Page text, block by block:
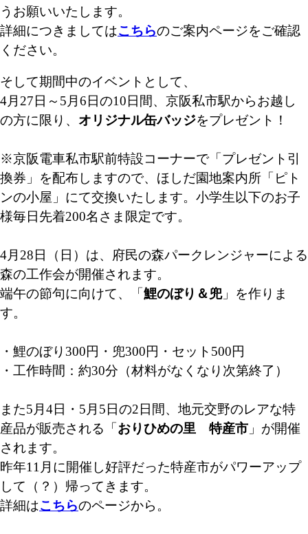
うお願いいたします。
詳細につきましてはこちらのご案内ページをご確認
ください。
そして期間中のイベントとして、
4月27日～5月6日の10日間、京阪私市駅からお越し
の方に限り、 オリジナル缶バッジをプレゼント！
※京阪電車私市駅前特設コーナーで「プレゼント引
換券」を配布しますので、ほしだ園地案内所「ピト
ンの小屋」にて交換いたします。小学生以下のお子
様毎日先着200名さま限定です。
4月28日（日）は、府民の森パークレンジャーによる
森の工作会が開催されます。
端午の節句に向けて、「鯉のぼり＆兜」を作りま
す。
・鯉のぼり300円・兜300円・セット500円
・工作時間：約30分（材料がなくなり次第終了）
また5月4日・5月5日の2日間、地元交野のレアな特
産品が販売される「おりひめの里 特産市 」が開催
されます。
昨年11月に開催し好評だった特産市がパワーアップ
して（？）帰ってきます。
詳細はこちらのページから。